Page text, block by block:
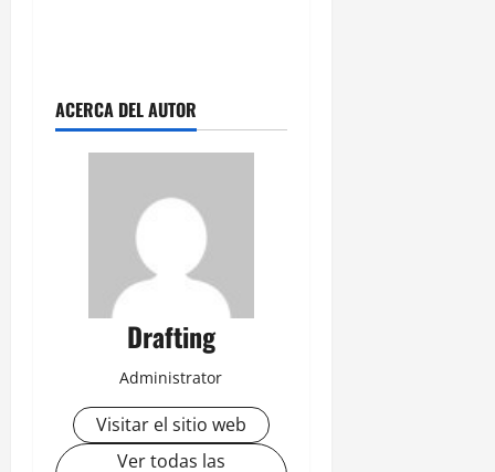
ACERCA DEL AUTOR
Drafting
Administrator
Visitar el sitio web
Ver todas las